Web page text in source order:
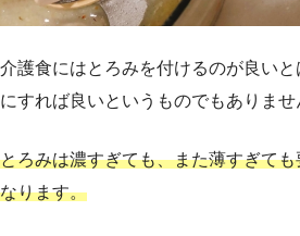
介護食にはとろみを付けるのが良い
にすれば良いというものでもありませ
とろみは濃すぎても、また薄すぎて
なります。